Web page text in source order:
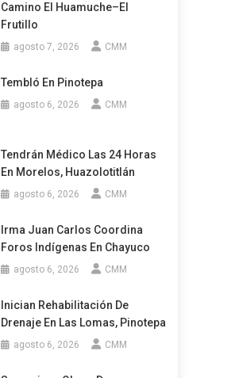
Camino El Huamuche–El
Frutillo
agosto 7, 2026 CMM
Tembló En Pinotepa
agosto 6, 2026 CMM
Tendrán Médico Las 24 Horas
En Morelos, Huazolotitlán
agosto 6, 2026 CMM
Irma Juan Carlos Coordina
Foros Indígenas En Chayuco
agosto 6, 2026 CMM
Inician Rehabilitación De
Drenaje En Las Lomas, Pinotepa
agosto 6, 2026 CMM